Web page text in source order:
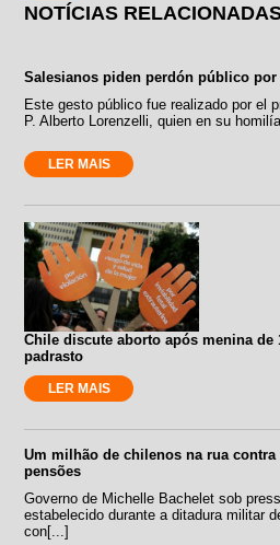
NOTÍCIAS
Salesianos piden perdón público por
Este gesto público fue realizado por el
P. Alberto Lorenzelli, quien en su
LER MAIS
Chile discute aborto após menina de
padrasto
LER MAIS
Um milhão de chilenos na rua
pensões
Governo de Michelle Bachelet sob
estabelecido durante a ditadura militar
con[...]